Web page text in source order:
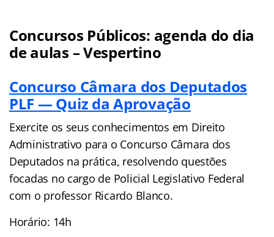
Concursos Públicos: agenda do dia
de aulas – Vespertino
Concurso Câmara dos Deputados
PLF — Quiz da Aprovação
Exercite os seus conhecimentos em Direito
Administrativo para o Concurso Câmara dos
Deputados na prática, resolvendo questões
focadas no cargo de Policial Legislativo Federal
com o professor Ricardo Blanco.
Horário: 14h